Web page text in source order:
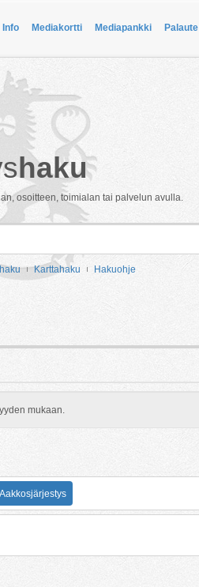
Info Mediakortti Mediapankki Palaute
haku
osoitteen, toimialan tai palvelun avulla.
Karttahaku Hakuohje
mukaan.
Aakkosjärjestys